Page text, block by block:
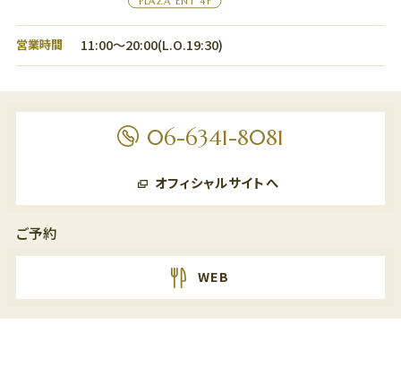
営業時間 11:00～20:00(L.O.19:30)
06-6341-8081
オフィシャルサイトへ
ご予約
WEB